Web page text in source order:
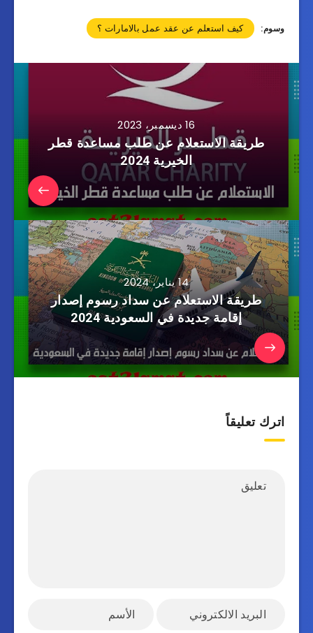
وسوم: كيف استعلم عن عقد عمل بالامارات ؟
16 ديسمبر، 2023
طريقة الاستعلام عن طلب مساعدة قطر
الخيرية 2024
14 يناير، 2024
طريقة الاستعلام عن سداد رسوم إصدار
إقامة جديدة في السعودية 2024
اترك تعليقاً